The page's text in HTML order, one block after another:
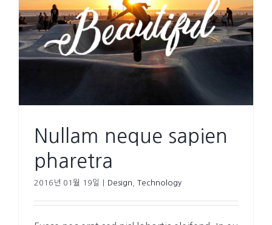
Nullam neque sapien
pharetra
2016년 01월 19일 Design Technology